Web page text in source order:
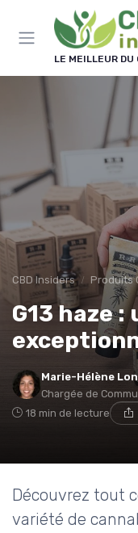
LE MEILLEUR DU
CBD Insiders Produits
G13 haze
Marie-Hélène
Chargée de
18 min de lecture
Découvrez tout
variété de
Panneau de gestion